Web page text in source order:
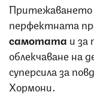
Притежаването
перфектната
самотата и за
облекчаване на
суперсила за
Хормони.